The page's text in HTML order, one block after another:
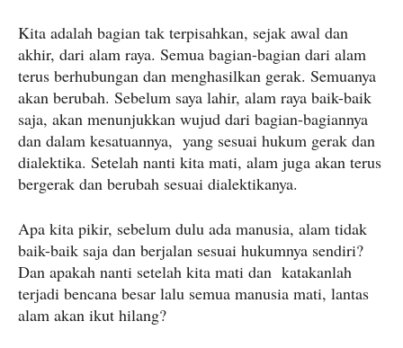
Kita adalah bagian tak terpisahkan, sejak awal dan
akhir, dari alam raya. Semua bagian-bagian dari alam
terus berhubungan dan menghasilkan gerak. Semuanya
akan berubah. Sebelum saya lahir, alam raya baik-baik
saja, akan menunjukkan wujud dari bagian-bagiannya
dan dalam kesatuannya, yang sesuai hukum gerak dan
dialektika. Setelah nanti kita mati, alam juga akan terus
bergerak dan berubah sesuai dialektikanya.
Apa kita pikir, sebelum dulu ada manusia, alam tidak
baik-baik saja dan berjalan sesuai hukumnya sendiri?
Dan apakah nanti setelah kita mati dan katakanlah
terjadi bencana besar lalu semua manusia mati, lantas
alam akan ikut hilang?